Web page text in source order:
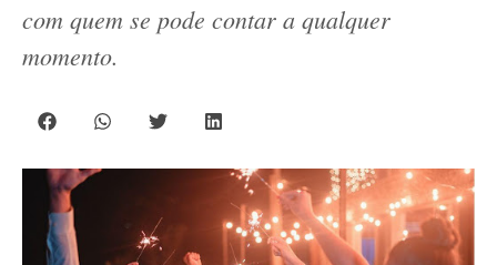
com quem se pode contar a qualquer
momento.